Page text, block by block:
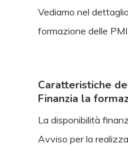
Vediamo nel
formazione delle
Caratteristiche
Finanzia la
La disponibilità
Avviso per la